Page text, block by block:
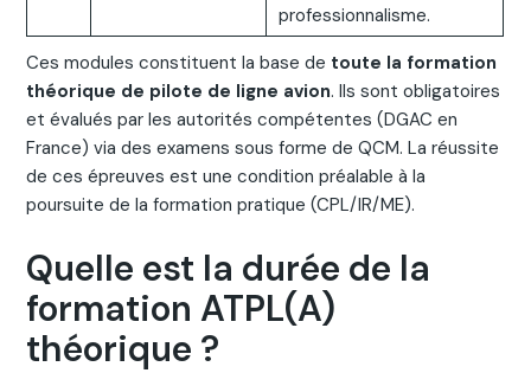
professionnalisme.
Ces modules constituent la base de toute la formation
théorique de pilote de ligne avion. Ils sont obligatoires
et évalués par les autorités compétentes (DGAC en
France) via des examens sous forme de QCM. La réussite
de ces épreuves est une condition préalable à la
poursuite de la formation pratique (CPL/IR/ME).
Quelle est la durée de la
formation ATPL(A)
théorique ?